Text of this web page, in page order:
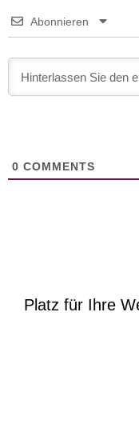
Abonnieren
0 COMMENTS
Platz für Ihre